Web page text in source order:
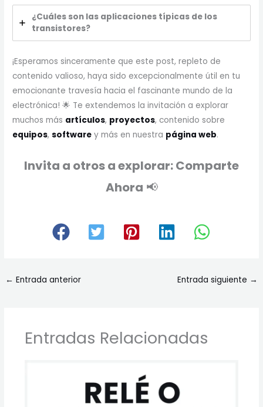
¿Cuáles son las aplicaciones típicas de los
transistores?
¡Esperamos sinceramente que este post, repleto de
contenido valioso, haya sido excepcionalmente útil en tu
emocionante travesía hacia el fascinante mundo de la
electrónica! 🌟 Te extendemos la invitación a explorar
muchos más artículos, proyectos, contenido sobre
equipos,software y más en nuestra página web.
Invita a otros a explorar: Comparte
Ahora 📢
← Entrada anterior Entrada siguiente →
Entradas Relacionadas